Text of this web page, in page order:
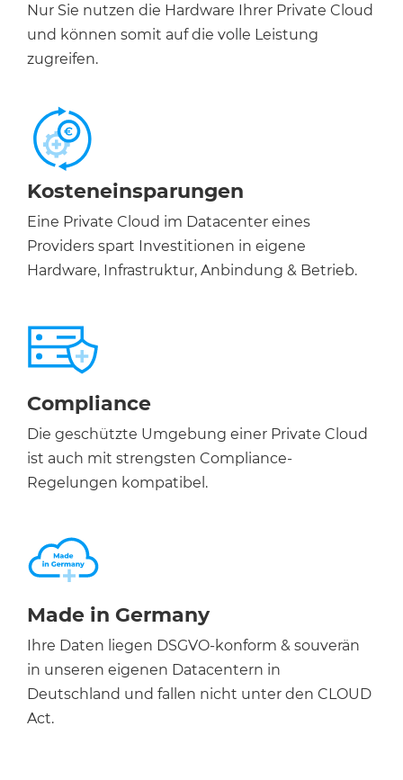
Nur Sie nutzen die Hardware Ihrer Private Cloud
und können somit auf die volle Leistung
zugreifen.
Kosteneinsparungen
Eine Private Cloud im Datacenter eines
Providers spart Investitionen in eigene
Hardware, Infrastruktur, Anbindung & Betrieb.
Compliance
Die geschützte Umgebung einer Private Cloud
ist auch mit strengsten Compliance-
Regelungen kompatibel.
Made in Germany
Ihre Daten liegen DSGVO-konform & souverän
in unseren eigenen Datacentern in
Deutschland und fallen nicht unter den CLOUD
Act.